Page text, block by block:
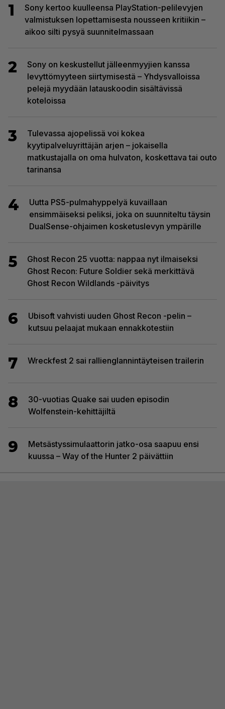
1
Sony kertoo kuulleensa PlayStation-pelilevyjen
valmistuksen lopettamisesta nousseen kritiikin –
aikoo silti pysyä suunnitelmassaan
2
Sony on keskustellut jälleenmyyjien kanssa
levyttömyyteen siirtymisestä – Yhdysvalloissa
pelejä myydään latauskoodin sisältävissä
koteloissa
3
Tulevassa ajopelissä voi kokea
kyytipalveluyrittäjän arjen – jokaisella
matkustajalla on oma hulvaton, koskettava tai outo
tarinansa
4
Uutta PS5-pulmahyppelyä kuvaillaan
ensimmäiseksi peliksi, joka on suunniteltu täysin
DualSense-ohjaimen kosketuslevyn ympärille
5
Ghost Recon 25 vuotta: nappaa nyt ilmaiseksi
Ghost Recon: Future Soldier sekä merkittävä
Ghost Recon Wildlands -päivitys
6
Ubisoft vahvisti uuden Ghost Recon -pelin –
kutsuu pelaajat mukaan ennakkotestiin
7 Wreckfest 2 sai rallienglannintäyteisen trailerin
8
30-vuotias Quake sai uuden episodin
Wolfenstein-kehittäjiltä
9
Metsästyssimulaattorin jatko-osa saapuu ensi
kuussa – Way of the Hunter 2 päivättiin